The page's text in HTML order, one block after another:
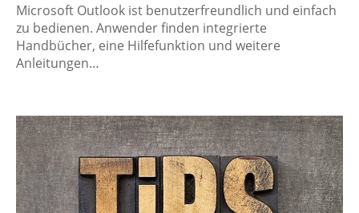
Microsoft Outlook ist benutzerfreundlich und einfach
zu bedienen. Anwender finden integrierte
Handbücher, eine Hilfefunktion und weitere
Anleitungen…